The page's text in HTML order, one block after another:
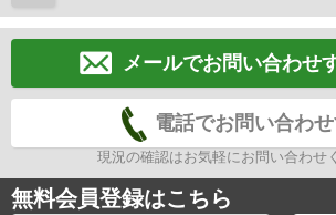
メールでお問い合わせ
電話でお問い合わ
現況の確認はお気軽にお問い合わせ
無料会員登録はこちら